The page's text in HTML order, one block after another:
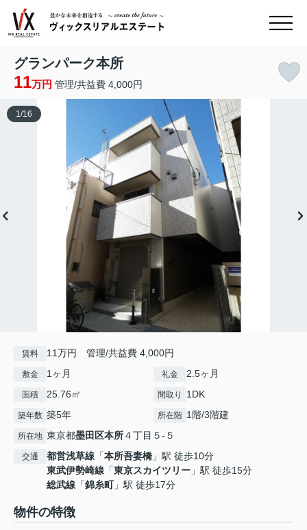
グランパーク本所
11万円 管理/共益費 4,000円
1/16
賃料 11万円 管理/共益費 4,000円
敷金 1ヶ月 礼金 2.5ヶ月
面積 25.76㎡ 間取り 1DK
築年数 築5年 所在階 1階/3階建
所在地 東京都墨田区本所４丁目５-５
交通 都営浅草線 「本所吾妻橋 」駅 徒歩10分
東武伊勢崎線 「東京スカイツリー 」駅 徒歩15分
総武線 「錦糸町」駅 徒歩17分
物件の特徴